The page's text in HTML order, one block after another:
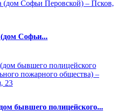
Софьи...
бывшего полицейского...